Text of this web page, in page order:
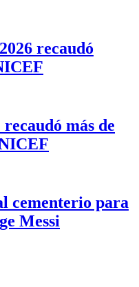
recaudó
más de
cementerio para
Messi